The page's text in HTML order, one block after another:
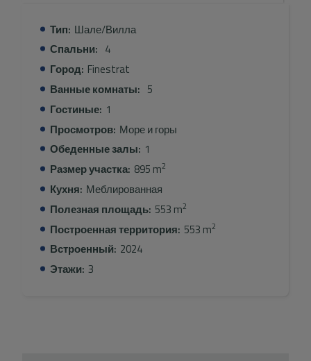
Тип: Шале/Вилла
Спальни: 4
Город: Finestrat
Ванные комнаты: 5
Гостиные: 1
Просмотров: Море и горы
Обеденные залы: 1
Размер участка: 895 m2
Кухня: Меблированная
Полезная площадь: 553 m2
Построенная территория: 553 m2
Встроенный: 2024
Этажи: 3